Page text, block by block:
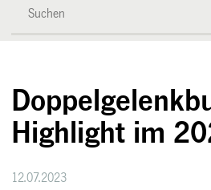
Highlight im
12.07.2023